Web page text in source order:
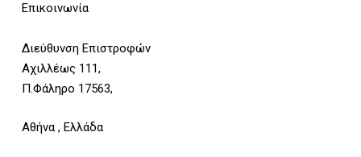
Επικοινωνία
Διεύθυνση Επιστροφών
Αχιλλέως 111,
Π.Φάληρο 17563,
Αθήνα , Ελλάδα